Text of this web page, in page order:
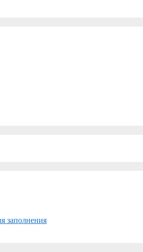
заполнения